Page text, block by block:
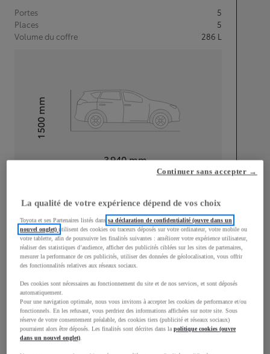
Portes
5
Places
5
Volume du coffre
286 L
3 940mm
Hauteur1 500
mm
Largeur
1 745mm
Consommation mixte
Consommation mixte 4L/100 km
Émissions CO2
La qualité de votre expérience dépend de vos choix
Toyota et ses Partenaires listés danssa déclaration de confidentialité (ouvre dans un
nouvel onglet)utilisent des cookies ou traceurs déposés sur votre ordinateur, votre mobile ou
votre tablette, afin de poursuivre les finalités suivantes : améliorer votre expérience utilisateur,
réaliser des statistiques d’audience, afficher des publicités ciblées sur les sites de partenaires,
mesurer la performance de ces publicités, utiliser des données de géolocalisation, vous offrir
des fonctionnalités relatives aux réseaux sociaux.
Des cookies sont nécessaires au fonctionnement du site et de nos services, et sont déposés
automatiquement.
Pour une navigation optimale, nous vous invitons à accepter les cookies de performance et/ou
fonctionnels. En les refusant, vous perdriez des informations affichées sur notre site. Sous
réserve de votre consentement préalable, des cookies tiers (publicité et réseaux sociaux)
pourraient alors être déposés. Les finalités sont décrites dans lapolitique cookies (ouvre
dans un nouvel onglet).
Continuer sans accepter →